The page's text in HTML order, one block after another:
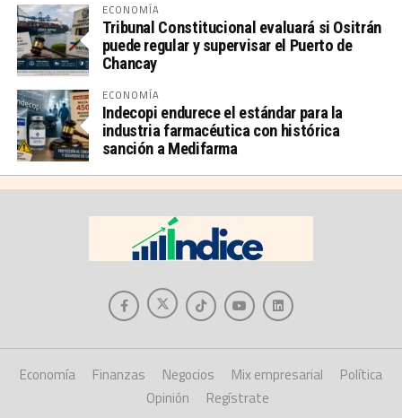
ECONOMÍA
Tribunal Constitucional evaluará si Ositrán
puede regular y supervisar el Puerto de
Chancay
ECONOMÍA
Indecopi endurece el estándar para la
industria farmacéutica con histórica
sanción a Medifarma
Economía Finanzas Negocios Mix empresarial
Política
Opinión
Regístrate